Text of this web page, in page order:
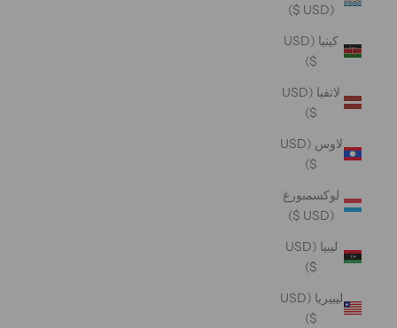
(USD $)
كينيا (USD
$)
لاتفيا (USD
$)
لاوس (USD
$)
لوكسمبورغ
(USD $)
ليبيا (USD
$)
ليبيريا (USD
$)